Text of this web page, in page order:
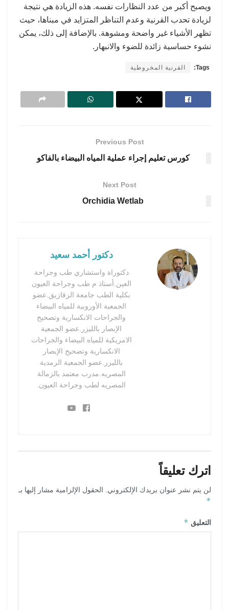
ويصبح أكبر من عدد النظارات نفسه. هذه الزيادة هي نتيجة
لزيادة تحدب القرنية وعدم التناظر المتزايد في مبناها، حيث
تظهر الأشياء غير واضحة ومشوهة. بالإضافة إلى ذلك، يمكن
نشوء حساسية زائدة للضوء والانبهار.
Tags: القرنية المخروطية
Previous Post
كورس تعليم إجراء عملية المياه البيضاء بالفاكو
Next Post
Orchidia Wetlab
دكتور أحمد سعيد
دكتوراة واستشاري طب وجراحة
العين.أستاذ م طب وجراحة العيون
بكلية الطب جامعة الزقازيق.عضو
الجمعية الأوروبية للمياه البيضاء
والجراحات الانكسارية وتصحيح
الإبصار بالليزر.عضو الجمعية
الامريكية للمياه البيضاء والجراحات
الانكسارية وتصحيح الإبصار
بالليزر.عضو الجمعية الرمدية
المصريه.مدرب معتمد بالزمالة
المصريه لطب وجراحة العيون.
اترك تعليقاً
لن يتم نشر عنوان بريدك الإلكتروني. الحقول الإلزامية مشار إليها بـ
*
التعليق *